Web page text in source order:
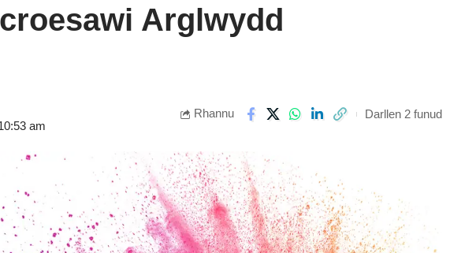
Arglwydd
am
Rhannu Darllen 2 funud